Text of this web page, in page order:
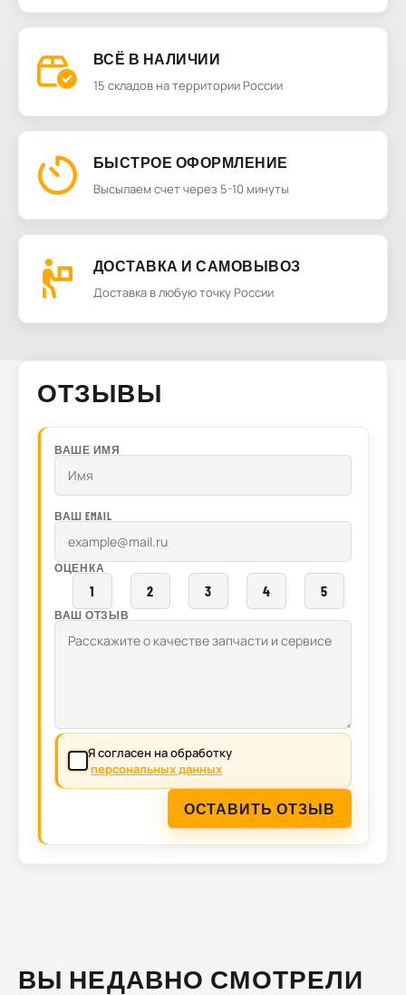
ВСЁ В НАЛИЧИИ
15 складов на территории России
БЫСТРОЕ ОФОРМЛЕНИЕ
Высылаем счет через 5-10 минуты
ДОСТАВКА И САМОВЫВОЗ
Доставка в любую точку России
ОТЗЫВЫ
ВАШЕ ИМЯ
ВАШ EMAIL
ОЦЕНКА
1 2 3 4 5
ВАШ ОТЗЫВ
Я согласен на обработку
персональных данных
ОСТАВИТЬ ОТЗЫВ
ВЫ НЕДАВНО СМОТРЕЛИ